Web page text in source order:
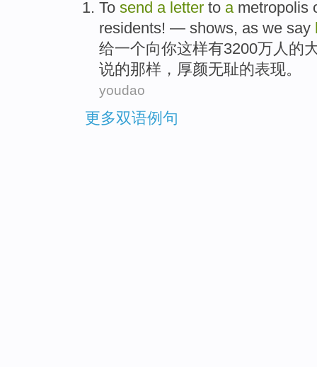
To send a letter to a metropolis
residents! — shows, as we say
给一个向你这样有3200万人的
说的那样， 厚颜无耻的表现。
youdao
更多双语例句